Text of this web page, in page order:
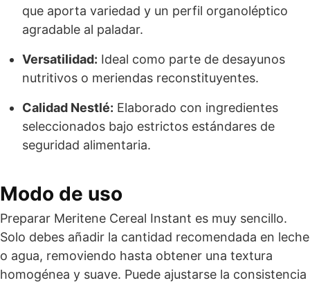
que aporta variedad y un perfil organoléptico
agradable al paladar.
Versatilidad: Ideal como parte de desayunos
nutritivos o meriendas reconstituyentes.
Calidad Nestlé: Elaborado con ingredientes
seleccionados bajo estrictos estándares de
seguridad alimentaria.
Modo de uso
Preparar Meritene Cereal Instant es muy sencillo.
Solo debes añadir la cantidad recomendada en leche
o agua, removiendo hasta obtener una textura
homogénea y suave. Puede ajustarse la consistencia